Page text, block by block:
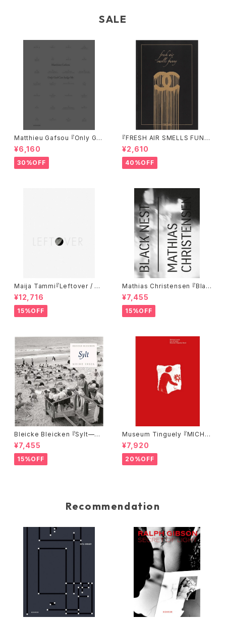
SALE
Matthieu Gafsou 『Only Go
d Can Judge Me』
¥6,160
30%OFF
『FRESH AIR SMELLS FUNN
Y』
¥2,610
40%OFF
Maija Tammi『Leftover / Re
movals』
¥12,716
15%OFF
Mathias Christensen 『Blac
k Nest』
¥7,455
15%OFF
Bleicke Bleicken 『Sylt—M
eine Insel』
¥7,455
15%OFF
Museum Tinguely 『MICHA
EL LANDY: OUT OF ORDE
R』
¥7,920
20%OFF
Recommendation